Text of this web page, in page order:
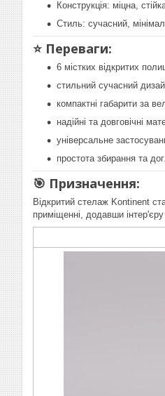
Конструкція: міцна,
Стиль: сучасний,
⭐ Переваги:
6 містких відкритих
стильний сучасний
компактні габарити за
надійні та довговічні
універсальне
простота збирання та
🎯 Призначення:
Відкритий стелаж Kontinent
приміщенні, додавши інтер'єру